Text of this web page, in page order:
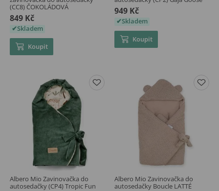
(CC8) ČOKOLÁDOVÁ
849 Kč
Skladem
Koupit
949 Kč
Skladem
Koupit
Albero Mio Zavinovačka do
autosedačky (CP4) Tropic Fun
Albero Mio Zavinovačka do
autosedačky Boucle LATTÉ